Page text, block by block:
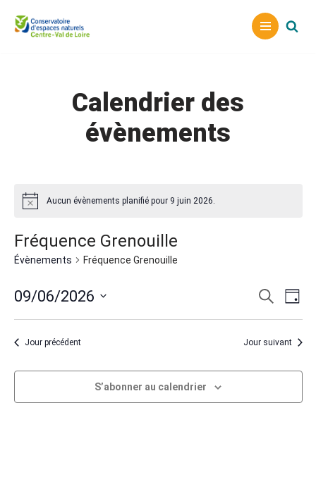
Aller
Calendrier des
évènements
Aucun évènements planifié pour 9 juin 2026.
Fréquence Grenouille
Évènements Fréquence Grenouille
et
de
vues
Recherche
de
Jour
09/06/2026
date.
Jour précédent Jour suivant
S’abonner au calendrier